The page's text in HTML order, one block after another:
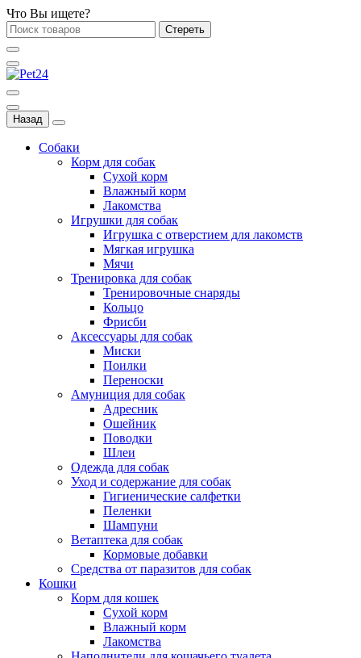
Что Вы ищете?
Стереть
Назад
Собаки
Корм для собак
Сухой корм
Влажный корм
Лакомства
Игрушки для собак
Игрушка с отверстием для лакомств
Мягкая игрушка
Мячи
Тренировка для собак
Тренировочные снаряды
Кольцо
Фрисби
Аксессуары для собак
Миски
Поилки
Переноски
Амуниция для собак
Адресник
Ошейник
Поводки
Шлеи
Одежда для собак
Уход и содержание для собак
Гигиенические салфетки
Пеленки
Шампуни
Ветаптека для собак
Кормовые добавки
Средства от паразитов для собак
Кошки
Корм для кошек
Сухой корм
Влажный корм
Лакомства